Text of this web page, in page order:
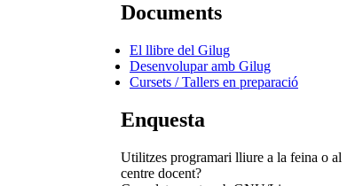
Documents
El llibre del Gilug
Desenvolupar amb Gilug
Cursets / Tallers en preparació
Enquesta
Utilitzes programari lliure a la feina o al
centre docent?